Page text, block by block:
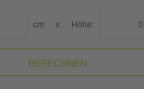
cm x Höhe: